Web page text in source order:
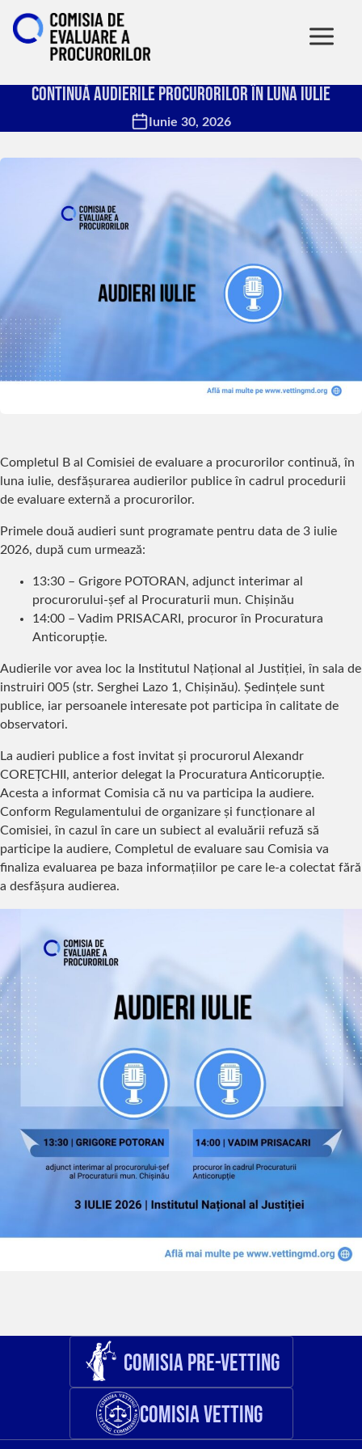
Continuă audierile procurorilor în luna iulie
Iunie 30, 2026
Completul B al Comisiei de evaluare a procurorilor continuă, în
luna iulie, desfășurarea audierilor publice în cadrul procedurii
de evaluare externă a procurorilor.
Primele două audieri sunt programate pentru data de 3 iulie
2026, după cum urmează:
13:30 – Grigore POTORAN, adjunct interimar al
procurorului-șef al Procuraturii mun. Chișinău
14:00 – Vadim PRISACARI, procuror în Procuratura
Anticorupție.
Audierile vor avea loc la Institutul Național al Justiției, în sala de
instruiri 005 (str. Serghei Lazo 1, Chișinău). Ședințele sunt
publice, iar persoanele interesate pot participa în calitate de
observatori.
La audieri publice a fost invitat și procurorul Alexandr
COREȚCHII, anterior delegat la Procuratura Anticorupție.
Acesta a informat Comisia că nu va participa la audiere.
Conform Regulamentului de organizare și funcționare al
Comisiei, în cazul în care un subiect al evaluării refuză să
participe la audiere, Completul de evaluare sau Comisia va
finaliza evaluarea pe baza informațiilor pe care le-a colectat fără
a desfășura audierea.
Comisia Pre-Vetting
Comisia Vetting